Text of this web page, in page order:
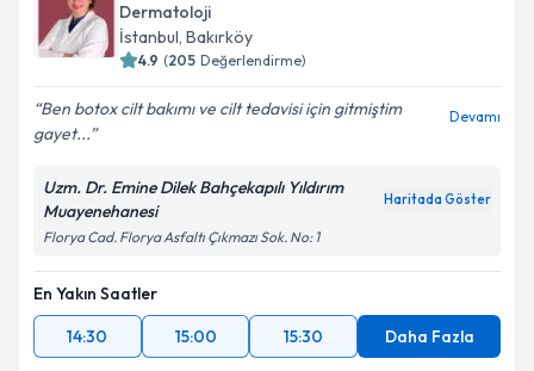
Dermatoloji
İstanbul, Bakırköy
4.9 (205 Değerlendirme)
Ben botox cilt bakımı ve cilt tedavisi için gitmiştim
gayet...
Devamı
Uzm. Dr. Emine Dilek Bahçekapılı Yıldırım
Muayenehanesi
Haritada Göster
Florya Cad. Florya Asfaltı Çıkmazı Sok. No: 1
En Yakın Saatler
14:30
15:00 15:30 Daha Fazla